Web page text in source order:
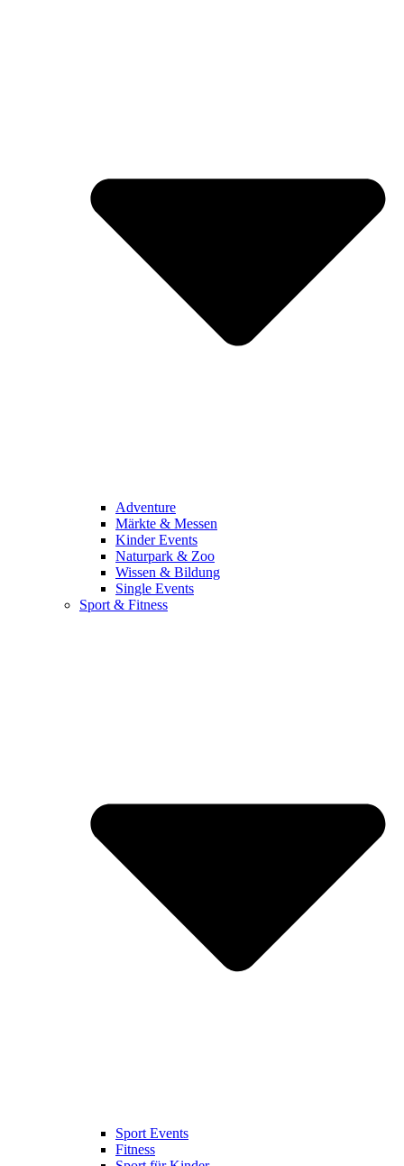
Adventure
Märkte & Messen
Kinder Events
Naturpark & Zoo
Wissen & Bildung
Single Events
Sport & Fitness
Sport Events
Fitness